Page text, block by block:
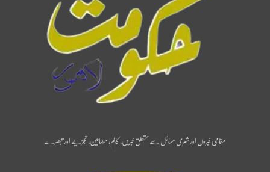
مقامی خبروں اور شہری مسائل سے متعلق خبریں، کالم، مضامین، تجزیے اور تبصرے